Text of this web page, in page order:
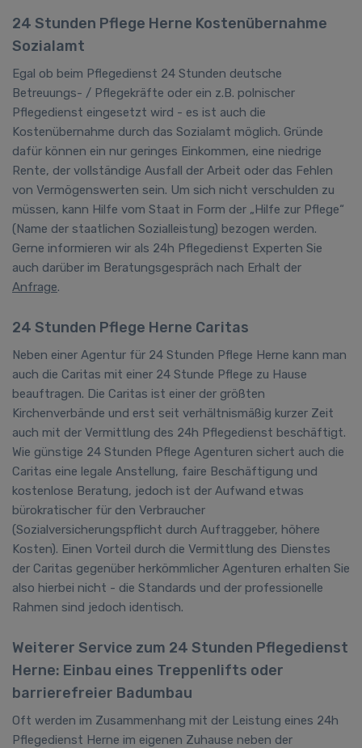
24 Stunden Pflege Herne Kostenübernahme
Sozialamt
Egal ob beim Pflegedienst 24 Stunden deutsche
Betreuungs- / Pflegekräfte oder ein z.B. polnischer
Pflegedienst eingesetzt wird - es ist auch die
Kostenübernahme durch das Sozialamt möglich. Gründe
dafür können ein nur geringes Einkommen, eine niedrige
Rente, der vollständige Ausfall der Arbeit oder das Fehlen
von Vermögenswerten sein. Um sich nicht verschulden zu
müssen, kann Hilfe vom Staat in Form der „Hilfe zur Pflege“
(Name der staatlichen Sozialleistung) bezogen werden.
Gerne informieren wir als 24h Pflegedienst Experten Sie
auch darüber im Beratungsgespräch nach Erhalt der
Anfrage.
24 Stunden Pflege Herne Caritas
Neben einer Agentur für 24 Stunden Pflege Herne kann man
auch die Caritas mit einer 24 Stunde Pflege zu Hause
beauftragen. Die Caritas ist einer der größten
Kirchenverbände und erst seit verhältnismäßig kurzer Zeit
auch mit der Vermittlung des 24h Pflegedienst beschäftigt.
Wie günstige 24 Stunden Pflege Agenturen sichert auch die
Caritas eine legale Anstellung, faire Beschäftigung und
kostenlose Beratung, jedoch ist der Aufwand etwas
bürokratischer für den Verbraucher
(Sozialversicherungspflicht durch Auftraggeber, höhere
Kosten). Einen Vorteil durch die Vermittlung des Dienstes
der Caritas gegenüber herkömmlicher Agenturen erhalten Sie
also hierbei nicht - die Standards und der professionelle
Rahmen sind jedoch identisch.
Weiterer Service zum 24 Stunden Pflegedienst
Herne: Einbau eines Treppenlifts oder
barrierefreier Badumbau
Oft werden im Zusammenhang mit der Leistung eines 24h
Pflegedienst Herne im eigenen Zuhause neben der